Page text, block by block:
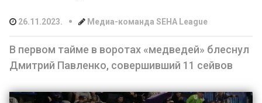
26.11.2023. • Медиа-команда SEHA League
В первом тайме в воротах «медведей» блеснул
Дмитрий Павленко, совершивший 11 сейвов